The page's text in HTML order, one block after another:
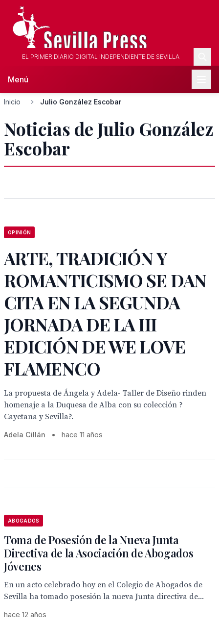
EL PRIMER DIARIO DIGITAL INDEPENDIENTE DE SEVILLA
Menú
Inicio Julio González Escobar
Noticias de Julio González
Escobar
OPINIÓN
ARTE, TRADICIÓN Y
ROMANTICISMO SE DAN
CITA EN LA SEGUNDA
JORNADA DE LA III
EDICIÓN DE WE LOVE
FLAMENCO
La propuesta de Ángela y Adela- Taller de Diseño rinden
homenaje a la Duquesa de Alba con su colección ?
Cayetana y Sevilla?.
Adela Cillán • hace 11 años
ABOGADOS
Toma de Posesión de la Nueva Junta
Directiva de la Asociación de Abogados
Jóvenes
En un acto celebrado hoy en el Colegio de Abogados de
Sevilla ha tomado posesión la nueva Junta directiva de...
hace 12 años